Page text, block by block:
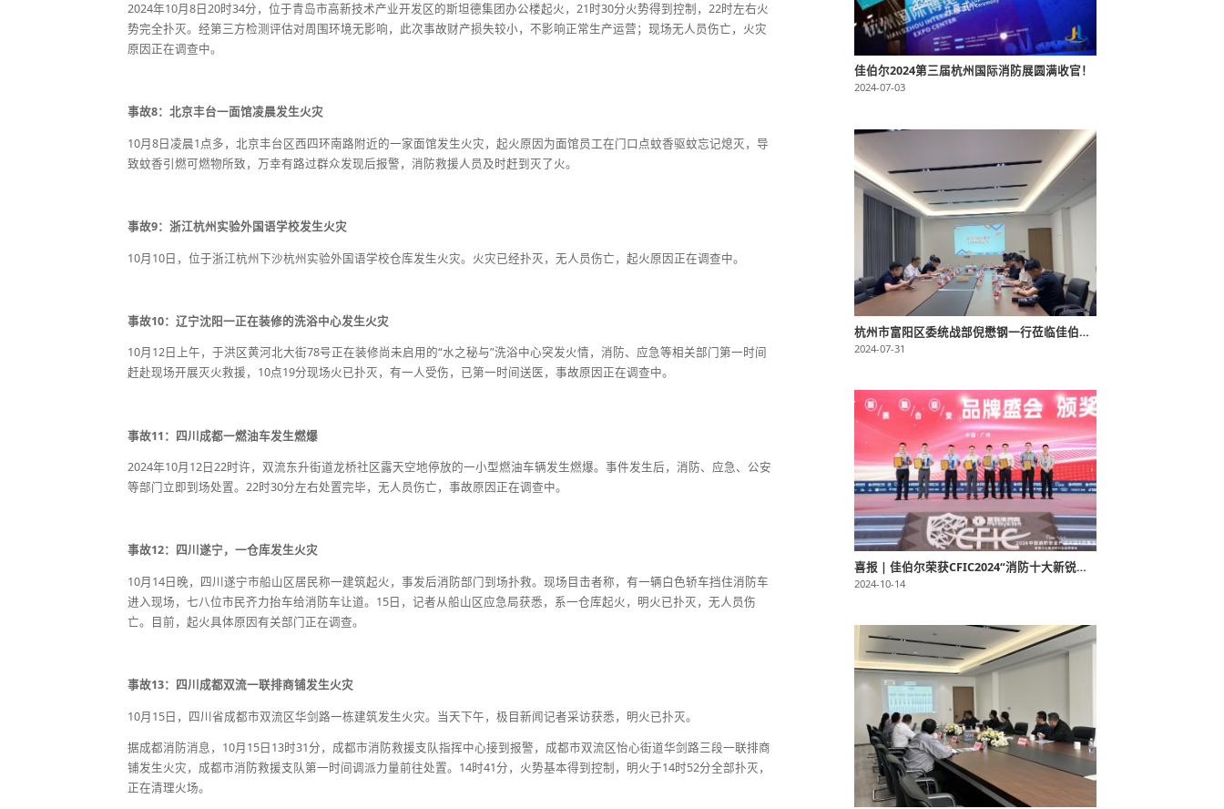
2024年10月8日20时34分，位于青岛市高新技术产业开发区的斯坦德集团办公楼起火，21时30分火势得到控制，22时左右火
势完全扑灭。经第三方检测评估对周围环境无影响，此次事故财产损失较小，不影响正常生产运营；现场无人员伤亡，火灾
原因正在调查中。
事故8：北京丰台一面馆凌晨发生火灾
10月8日凌晨1点多，北京丰台区西四环南路附近的一家面馆发生火灾，起火原因为面馆员工在门口点蚊香驱蚊忘记熄灭，导
致蚊香引燃可燃物所致，万幸有路过群众发现后报警，消防救援人员及时赶到灭了火。
事故9：浙江杭州实验外国语学校发生火灾
10月10日，位于浙江杭州下沙杭州实验外国语学校仓库发生火灾。火灾已经扑灭，无人员伤亡，起火原因正在调查中。
事故10：辽宁沈阳一正在装修的洗浴中心发生火灾
10月12日上午，于洪区黄河北大街78号正在装修尚未启用的“水之秘与”洗浴中心突发火情，消防、应急等相关部门第一时间
赶赴现场开展灭火救援，10点19分现场火已扑灭，有一人受伤，已第一时间送医，事故原因正在调查中。
事故11：四川成都一燃油车发生燃爆
2024年10月12日22时许，双流东升街道龙桥社区露天空地停放的一小型燃油车辆发生燃爆。事件发生后，消防、应急、公安
等部门立即到场处置。22时30分左右处置完毕，无人员伤亡，事故原因正在调查中。
事故12：四川遂宁，一仓库发生火灾
10月14日晚，四川遂宁市船山区居民称一建筑起火，事发后消防部门到场扑救。现场目击者称，有一辆白色轿车挡住消防车
进入现场，七八位市民齐力抬车给消防车让道。15日，记者从船山区应急局获悉，系一仓库起火，明火已扑灭，无人员伤
亡。目前，起火具体原因有关部门正在调查。
事故13：四川成都双流一联排商铺发生火灾
10月15日，四川省成都市双流区华剑路一栋建筑发生火灾。当天下午，极目新闻记者采访获悉，明火已扑灭。
据成都消防消息，10月15日13时31分，成都市消防救援支队指挥中心接到报警，成都市双流区怡心街道华剑路三段一联排商
铺发生火灾，成都市消防救援支队第一时间调派力量前往处置。14时41分，火势基本得到控制，明火于14时52分全部扑灭，
正在清理火场。
佳伯尔2024第三届杭州国际消防展圆满收官！
2024-07-03
杭州市富阳区委统战部倪懋钢一行莅临佳伯尔考察指导
2024-07-31
喜报 | 佳伯尔荣获CFIC2024“消防十大新锐品牌、家用消防领域明星产品”两项大奖！
2024-10-14